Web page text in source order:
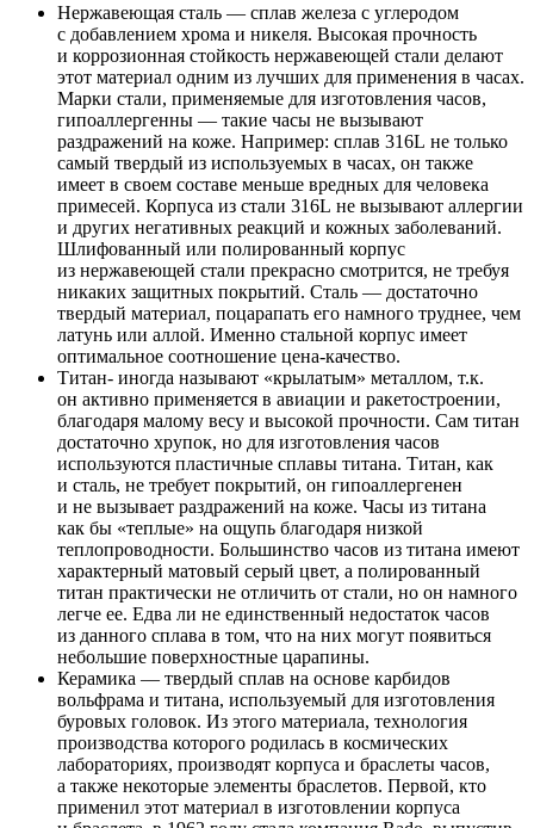
Нержавеющая сталь — сплав железа с углеродом
с добавлением хрома и никеля. Высокая прочность
и коррозионная стойкость нержавеющей стали делают
этот материал одним из лучших для применения в часах.
Марки стали, применяемые для изготовления часов,
гипоаллергенны — такие часы не вызывают
раздражений на коже. Например: сплав 316L не только
самый твердый из используемых в часах, он также
имеет в своем составе меньше вредных для человека
примесей. Корпуса из стали 316L не вызывают аллергии
и других негативных реакций и кожных заболеваний.
Шлифованный или полированный корпус
из нержавеющей стали прекрасно смотрится, не требуя
никаких защитных покрытий. Сталь — достаточно
твердый материал, поцарапать его намного труднее, чем
латунь или аллой. Именно стальной корпус имеет
оптимальное соотношение цена-качество.
Титан- иногда называют «крылатым» металлом, т.к.
он активно применяется в авиации и ракетостроении,
благодаря малому весу и высокой прочности. Сам титан
достаточно хрупок, но для изготовления часов
используются пластичные сплавы титана. Титан, как
и сталь, не требует покрытий, он гипоаллергенен
и не вызывает раздражений на коже. Часы из титана
как бы «теплые» на ощупь благодаря низкой
теплопроводности. Большинство часов из титана имеют
характерный матовый серый цвет, а полированный
титан практически не отличить от стали, но он намного
легче ее. Едва ли не единственный недостаток часов
из данного сплава в том, что на них могут появиться
небольшие поверхностные царапины.
Керамика — твердый сплав на основе карбидов
вольфрама и титана, используемый для изготовления
буровых головок. Из этого материала, технология
производства которого родилась в космических
лабораториях, производят корпуса и браслеты часов,
а также некоторые элементы браслетов. Первой, кто
применил этот материал в изготовлении корпуса